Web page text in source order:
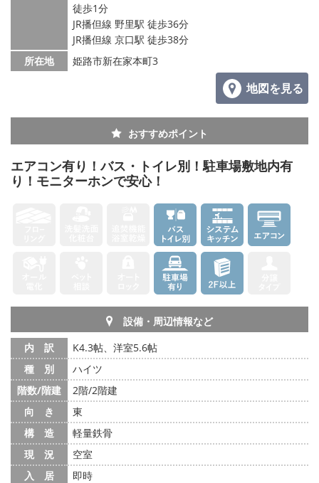
メールでお問い合わせ
徒歩1分
JR播但線 野里駅 徒歩36分
JR播但線 京口駅 徒歩38分
所在地
姫路市新在家本町3
地図を見る
おすすめポイント
エアコン有り！バス・トイレ別！駐車場敷地内有
り！モニターホンで安心！
設備・周辺情報など
内 訳
K4.3帖、洋室5.6帖
種 別
ハイツ
階数/階建
2階/2階建
向 き
東
構 造
軽量鉄骨
現 況
空室
入 居
即時